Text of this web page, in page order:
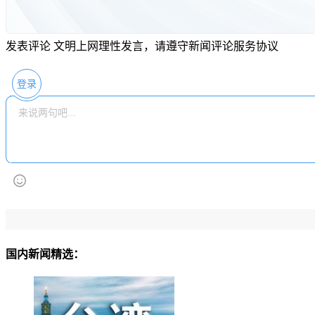
发表评论 文明上网理性发言，请遵守新闻评论服务协议
登录
国内新闻精选：